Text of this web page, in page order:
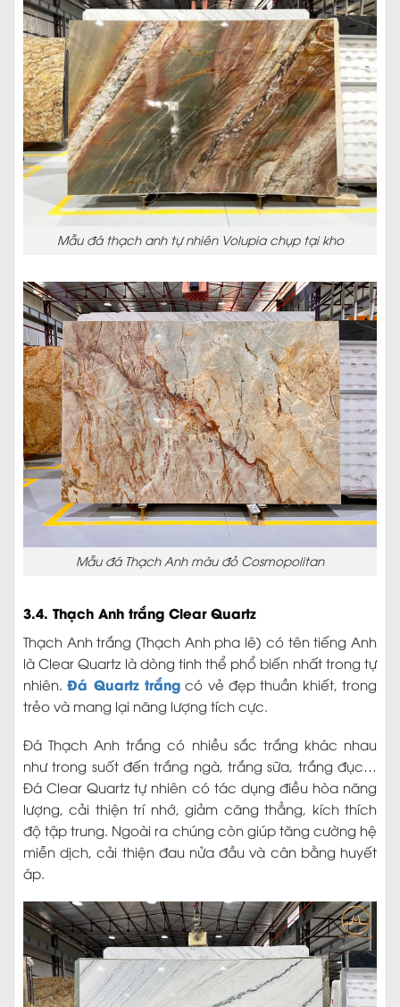
Mẫu đá thạch anh tự nhiên Volupia chụp tại kho
Mẫu đá Thạch Anh màu đỏ Cosmopolitan
3.4. Thạch Anh trắng Clear Quartz
Thạch Anh trắng (Thạch Anh pha lê) có tên tiếng Anh
là Clear Quartz là dòng tinh thể phổ biến nhất trong tự
nhiên.Đá Quartz trắng có vẻ đẹp thuần khiết, trong
trẻo và mang lại năng lượng tích cực.
Đá Thạch Anh trắng có nhiều sắc trắng khác nhau
như trong suốt đến trắng ngà, trắng sữa, trắng đục…
Đá Clear Quartz tự nhiên có tác dụng điều hòa năng
lượng, cải thiện trí nhớ, giảm căng thẳng, kích thích
độ tập trung. Ngoài ra chúng còn giúp tăng cường hệ
miễn dịch, cải thiện đau nửa đầu và cân bằng huyết
áp.